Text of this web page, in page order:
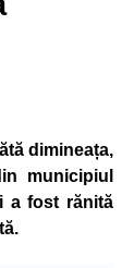
dimineața,
municipiul
a fost rănită